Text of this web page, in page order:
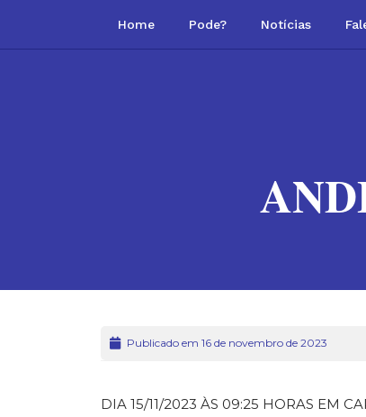
Home Pode? Notícias
Publicado em 16 de novembro de 2023
DIA 15/11/2023 ÀS 09:25 HORAS EM